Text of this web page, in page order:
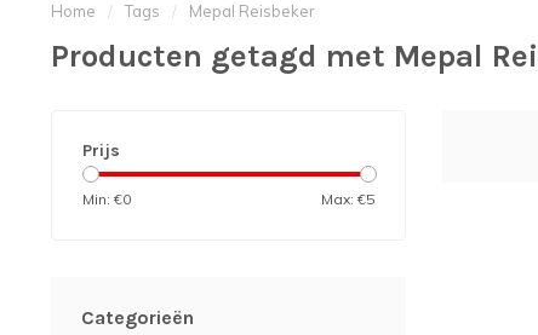
Home / Tags / Mepal Reisbeker
Producten getagd met Mepal
Prijs
Min: €0 Max: €5
Categorieën